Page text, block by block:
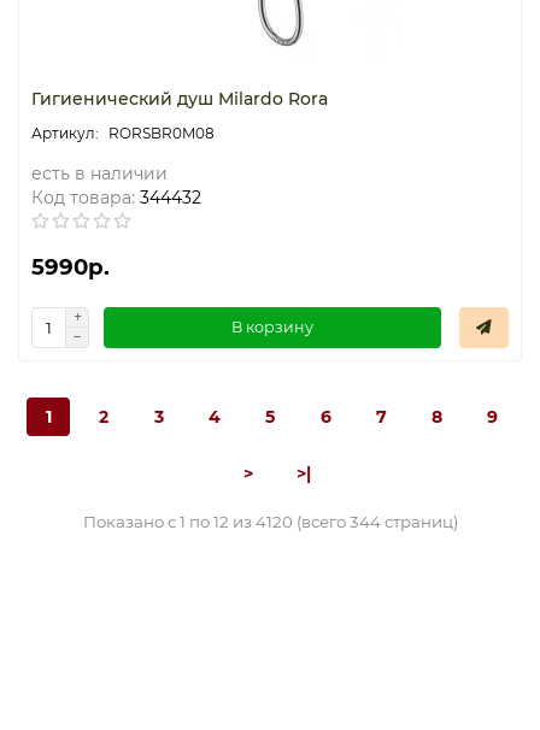
Гигиенический душ Milardo Rora
RORSBR0M08
есть в наличии
Код товара: 344432
5990р.
В корзину
1 2 3 4 5 6 7 8 9
> >|
Показано с 1 по 12 из 4120 (всего 344 страниц)